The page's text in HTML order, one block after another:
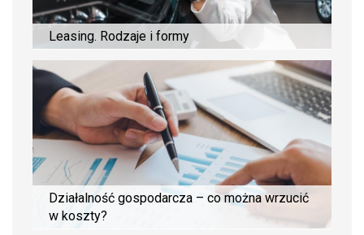
Leasing. Rodzaje i formy
Działalność gospodarcza – co można wrzucić
w koszty?